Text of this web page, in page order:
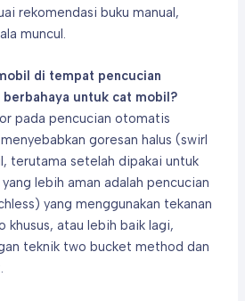
rekomendasi buku manual,
muncul.
di tempat pencucian
untuk cat mobil?
pada pencucian otomatis
goresan halus (swirl
terutama setelah dipakai untuk
lebih aman adalah pencucian
yang menggunakan tekanan
khusus, atau lebih baik lagi,
teknik two bucket method dan